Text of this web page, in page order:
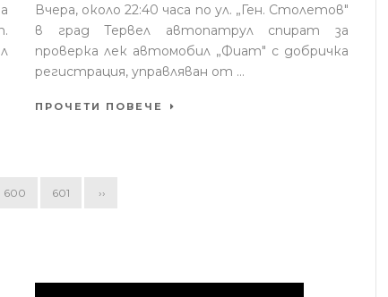
Вчера, около 22:40 часа по ул. „Ген. Столетов"
в град Тервел автопатрул спират за
проверка лек автомобил „Фиат" с добричка
регистрация, управляван от ...
ПРОЧЕТИ ПОВЕЧЕ
600 601 ››